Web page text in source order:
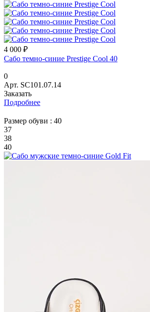
4 000 ₽
Сабо темно-синие Prestige Cool 40
0
Арт. SC101.07.14
Заказать
Подробнее
Размер обуви : 40
37
38
40